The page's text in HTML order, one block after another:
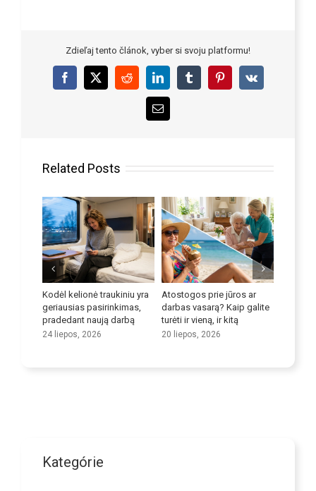
Zdieľaj tento článok, vyber si svoju platformu!
Facebook
X RedditLinkedInTumblrPinterest
Vk
Email
Related Posts
Kodėl kelionė traukiniu yra
geriausias pasirinkimas,
pradedant naują darbą
24 liepos, 2026
Atostogos prie jūros ar
darbas vasarą? Kaip galite
turėti ir vieną, ir kitą
20 liepos, 2026
Kategórie